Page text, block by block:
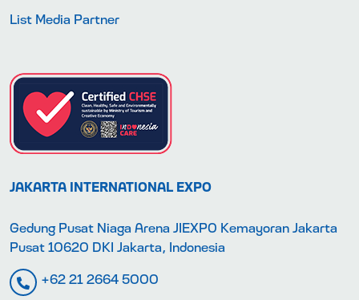
List Media Partner
JAKARTA INTERNATIONAL EXPO
Gedung Pusat Niaga Arena JIEXPO Kemayoran Jakarta
Pusat 10620 DKI Jakarta, Indonesia
+62 21 2664 5000